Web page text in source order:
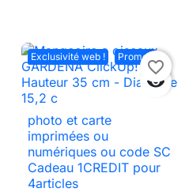
Exclusivité web ! Promo !

favorite_border
photo et carte
imprimées ou
numériques ou code SC
Cadeau 1CREDIT pour
4articles